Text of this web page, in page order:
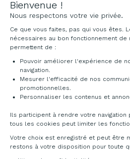
Notre charte qualité
Environnement
Origine des produits
Livraison et installation